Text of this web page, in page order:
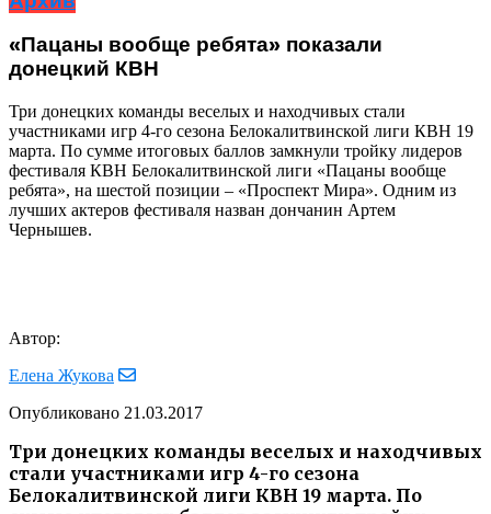
«Пацаны вообще ребята» показали
донецкий КВН
Три донецких команды веселых и находчивых стали
участниками игр 4-го сезона Белокалитвинской лиги КВН 19
марта. По сумме итоговых баллов замкнули тройку лидеров
фестиваля КВН Белокалитвинской лиги «Пацаны вообще
ребята», на шестой позиции – «Проспект Мира». Одним из
лучших актеров фестиваля назван дончанин Артем
Чернышев.
Автор:
Елена Жукова
Опубликовано 21.03.2017
Три донецких команды веселых и находчивых
стали участниками игр 4-го сезона
Белокалитвинской лиги КВН 19 марта. По